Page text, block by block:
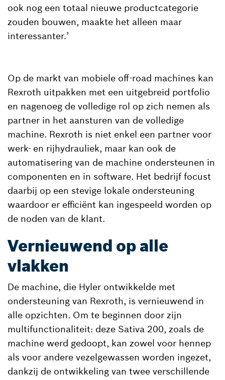
ook nog een totaal nieuwe productcategorie
zouden bouwen, maakte het alleen maar
interessanter.’
Op de markt van mobiele off-road machines kan
Rexroth uitpakken met een uitgebreid portfolio
en nagenoeg de volledige rol op zich nemen als
partner in het aansturen van de volledige
machine. Rexroth is niet enkel een partner voor
werk- en rijhydrauliek, maar kan ook de
automatisering van de machine ondersteunen in
componenten en in software. Het bedrijf focust
daarbij op een stevige lokale ondersteuning
waardoor er efficiënt kan ingespeeld worden op
de noden van de klant.
Vernieuwend op alle
vlakken
De machine, die Hyler ontwikkelde met
ondersteuning van Rexroth, is vernieuwend in
alle opzichten. Om te beginnen door zijn
multifunctionaliteit: deze Sativa 200, zoals de
machine werd gedoopt, kan zowel voor hennep
als voor andere vezelgewassen worden ingezet,
dankzij de ontwikkeling van twee verschillende